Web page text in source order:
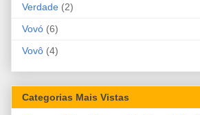
Verdade (2)
Vovó (6)
Vovô (4)
Categorias Mais Vistas